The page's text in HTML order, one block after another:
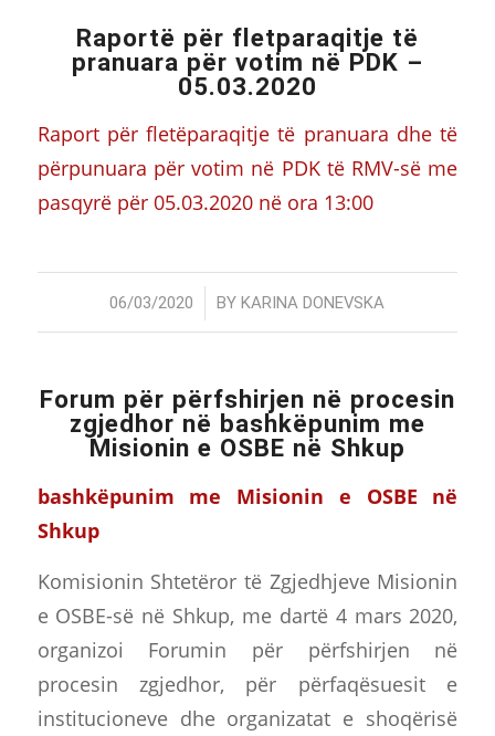
Raportë për fletparaqitje të
pranuara për votim në PDK –
05.03.2020
Raport për fletëparaqitje të pranuara dhe të
përpunuara për votim në PDK të RMV-së me
pasqyrë për 05.03.2020 në ora 13:00
06/03/2020
/ BYKARINA DONEVSKA
Forum për përfshirjen në procesin
zgjedhor në bashkëpunim me
Misionin e OSBE në Shkup
bashkëpunim me Misionin e OSBE në
Shkup
Komisionin Shtetëror të Zgjedhjeve Misionin
e OSBE-së në Shkup, me dartë 4 mars 2020,
organizoi Forumin për përfshirjen në
procesin zgjedhor, për përfaqësuesit e
institucioneve dhe organizatat e shoqërisë